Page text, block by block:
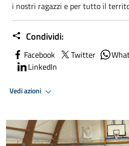
i nostri ragazzi e per tutto il
Condividi:
Facebook Twitter
LinkedIn
Vedi azioni